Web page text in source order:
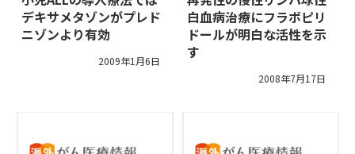
デキサメタゾンがプレド
ニゾンより有効
2009年1月6日
白血病治療にフラボピリ
ドールが明白な活性を示
す
2008年7月17日